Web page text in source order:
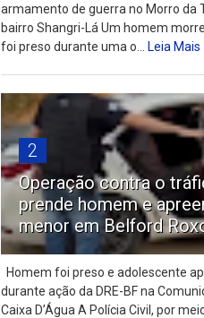
armamento de guerra no Morro da
bairro Shangri-Lá Um homem
foi preso durante uma o...Leia Mais
2
Operação contra o
prende homem e
menor em Belford
Homem foi preso e adolescente
durante ação da DRE-BF na
Caixa D’Água A Polícia Civil, por